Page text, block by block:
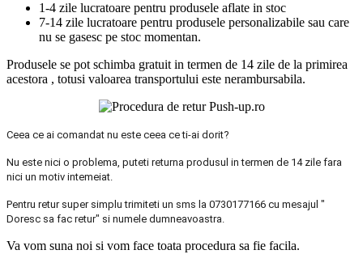
1-4 zile lucratoare pentru produsele aflate in stoc
7-14 zile lucratoare pentru produsele personalizabile sau care
nu se gasesc pe stoc momentan.
Produsele se pot schimba gratuit in termen de 14 zile de la primirea
acestora , totusi valoarea transportului este nerambursabila.
Ceea ce ai comandat nu este ceea ce ti-ai dorit?
Nu este nici o problema, puteti returna produsul in termen de 14 zile fara
nici un motiv intemeiat.
Pentru retur super simplu trimiteti un sms la 0730177166 cu mesajul "
Doresc sa fac retur" si numele dumneavoastra.
Va vom suna noi si vom face toata procedura sa fie facila.